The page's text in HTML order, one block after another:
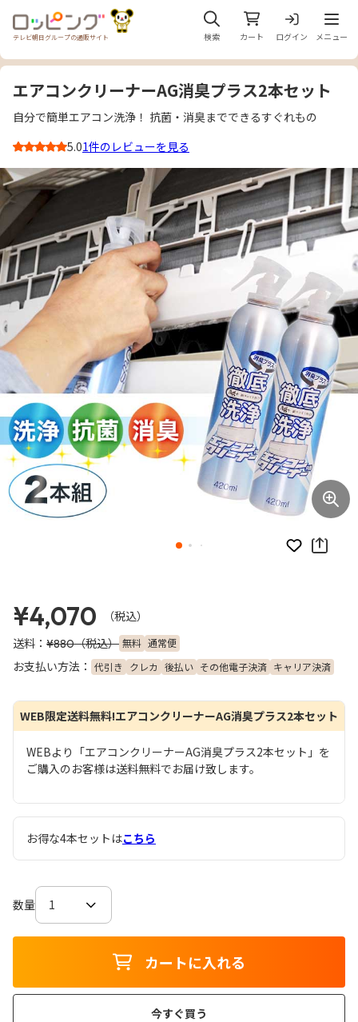
テレビ朝日グループの通販サイト 検索 カート ログイン
メニ
メニュー
お気に入り
エアコンクリーナーAG消臭プラス2本セット
自分で簡単エアコン洗浄！ 抗菌・消臭までできるすぐれもの
5.01件のレビューを見る
¥4,070
（税込）
送料： ¥880（税込） 無料 通常便
お支払い方法： 代引き クレカ 後払い その他電子決済 キャリア決済
WEB限定送料無料!エアコンクリーナーAG消臭プラス2本セット
WEBより「エアコンクリーナーAG消臭プラス2本セット」を
ご購入のお客様は送料無料でお届け致します。
お得な4本セットはこちら
数量
カートに入れる
今すぐ買う